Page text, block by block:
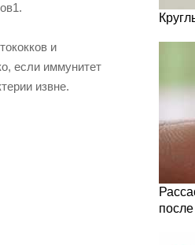
и
если иммунитет
извне.